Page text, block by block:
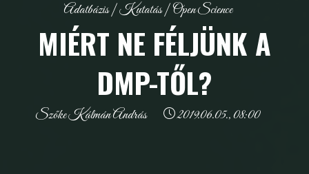
Adatbázis|Kutatás|Open Science
MIÉRT NE FÉLJÜNK A
DMP-TŐL?
Szőke Kálmán András 2019.06.05., 08:00